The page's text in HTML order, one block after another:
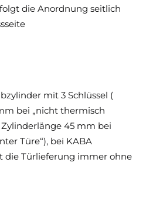
die Anordnung seitlich
mit 3 Schlüssel (
bei „nicht thermisch
45 mm bei
Türe“), bei KABA
die Türlieferung immer ohne